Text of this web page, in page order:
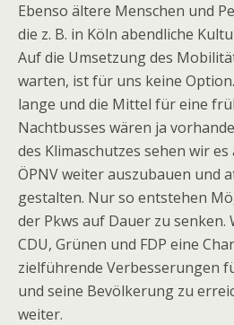
Ebenso ältere Menschen und
die z. B. in Köln abendliche
Auf die Umsetzung des
warten, ist für uns keine
lange und die Mittel für eine
Nachtbusses wären ja
des Klimaschutzes sehen wir
ÖPNV weiter auszubauen und
gestalten. Nur so entstehen
der Pkws auf Dauer zu senken.
CDU, Grünen und FDP eine
zielführende Verbesserungen
und seine Bevölkerung zu
weiter.